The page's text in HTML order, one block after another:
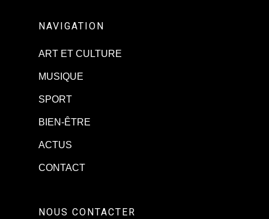
NAVIGATION
ART ET CULTURE
MUSIQUE
SPORT
BIEN-ÊTRE
ACTUS
CONTACT
NOUS CONTACTER